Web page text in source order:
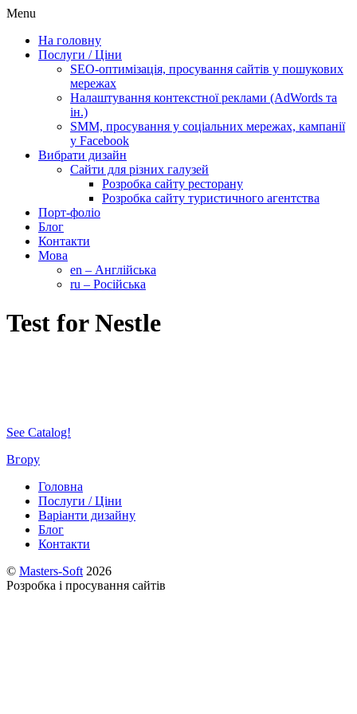
Menu
На головну
Послуги / Ціни
SEO-оптимізація, просування сайтів у пошукових
мережах
Налаштування контекстної реклами (AdWords та
ін.)
SMM, просування у соціальних мережах, кампанії
у Facebook
Вибрати дизайн
Сайти для різних галузей
Розробка сайту ресторану
Розробка сайту туристичного агентства
Порт-фоліо
Блог
Контакти
Мова
en – Англійська
ru – Російська
Test for Nestle
See Catalog!
Вгору
Головна
Послуги / Ціни
Варіанти дизайну
Блог
Контакти
© Masters-Soft 2026
Розробка і просування сайтів